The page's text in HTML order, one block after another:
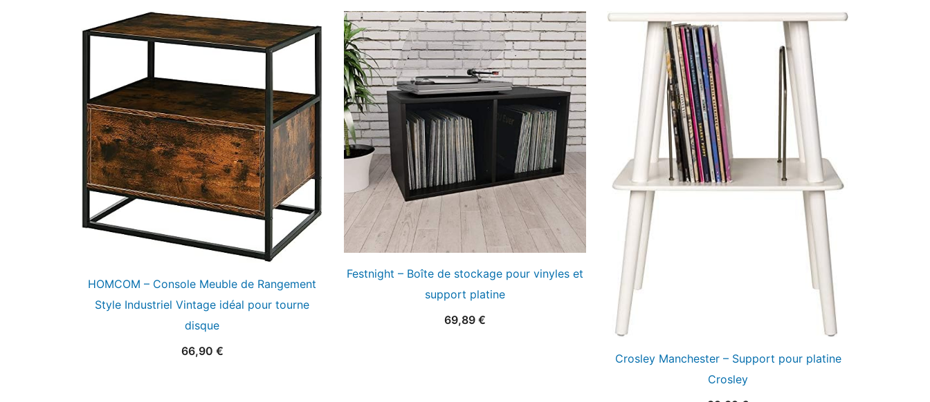
HOMCOM – Console Meuble de Rangement
Style Industriel Vintage idéal pour tourne
disque
66,90 €
Festnight – Boîte de stockage pour vinyles et
support platine
69,89 €
Crosley Manchester – Support pour platine
Crosley